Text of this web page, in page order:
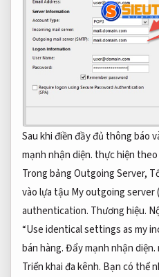
Sau khi điền đầy đủ thông báo
mạnh nhận diện. thực hiện theo
Trong bảng Outgoing Server,
vào lựa tậu My outgoing server
authentication. Thương hiệu.
“Use identical settings as my
bán hàng.Đẩy mạnh nhận diện.
Triển khai đa kênh. Bạn có thể